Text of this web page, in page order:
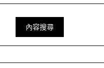
內容搜尋